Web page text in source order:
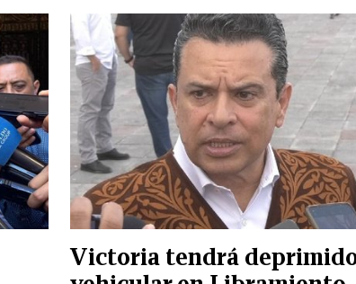
Victoria tendrá